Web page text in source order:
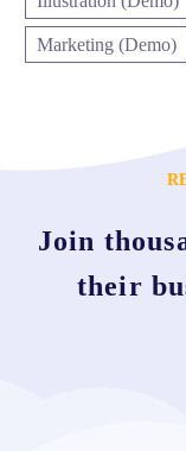
Marketing (Demo)
Join
their